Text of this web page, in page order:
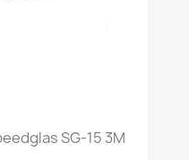
SG-15 3M